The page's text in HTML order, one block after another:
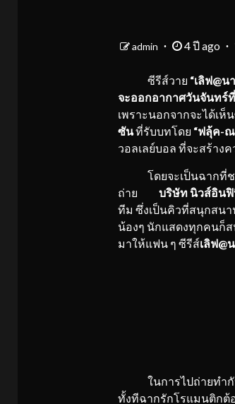
admin 4 ปี ago
ซีรีส์วาย “เลิฟ@น
จะออกอากาศวันจันทร์
เพราะนอกจากจะได้เ
ซันที่รับบทโดย “ฟลุ้ค-
วอลเลย์บอล ที่จะสร้าง
โดยจะเป็นฉากที่ชม
ถ่าย บริษัท นิวส์อินฟินิ
ทีม ซึ่งเป็นคิวที่สนุกสน
น้องๆ นักแสดงทุกคนก็
มาให้แฟน ๆ ซีรีส์เลิฟ@
ในการไปถ่ายทำกันถึ
ทั้งทีฉากรักโรแมนติกต้